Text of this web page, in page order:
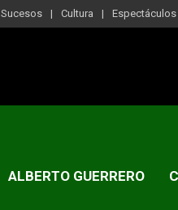
Sucesos Cultura Espectáculos
ALBERTO GUERRERO